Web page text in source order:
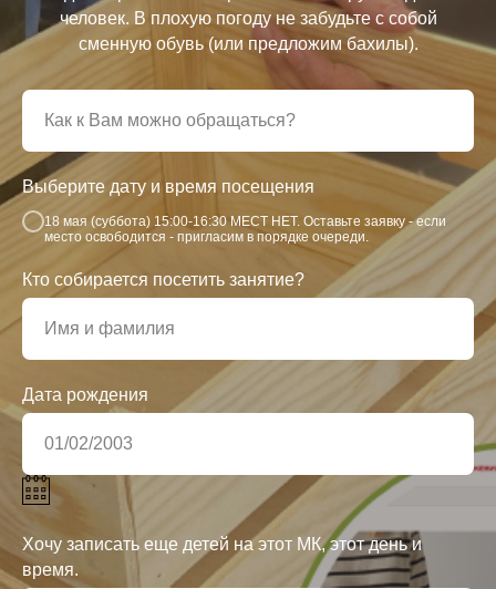
человек. В плохую погоду не забудьте с собой
сменную обувь (или предложим бахилы).
Выберите дату и время посещения
18 мая (суббота) 15:00-16:30 МЕСТ НЕТ. Оставьте заявку - если
место освободится - пригласим в порядке очереди.
Кто собирается посетить занятие?
Дата рождения
Хочу записать еще детей на этот МК, этот день и
время.